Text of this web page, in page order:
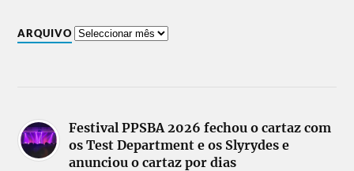
ARQUIVO
Festival PPSBA 2026 fechou o cartaz com
os Test Department e os Slyrydes e
anunciou o cartaz por dias